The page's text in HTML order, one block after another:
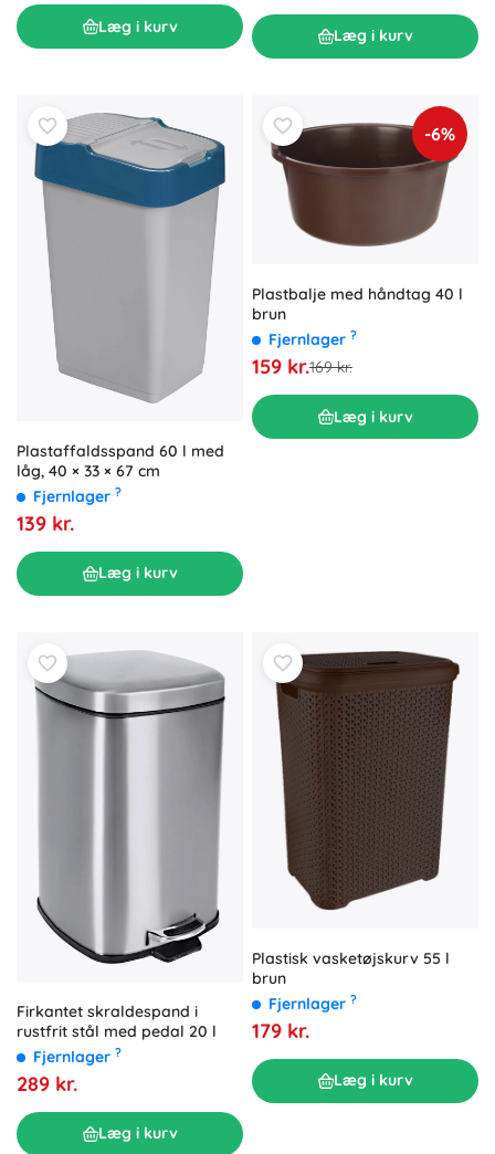
Læg i kurv Læg i kurv
Plastaffaldsspand 60 l med
låg, 40 × 33 × 67 cm
Fjernlager ?
139 kr.
Læg i kurv
-6%
Plastbalje med håndtag 40 l
brun
Fjernlager ?
159 kr.169 kr.
Læg i kurv
Firkantet skraldespand i
rustfrit stål med pedal 20 l
Fjernlager ?
289 kr.
Læg i kurv
Plastisk vasketøjskurv 55 l
brun
Fjernlager ?
179 kr.
Læg i kurv